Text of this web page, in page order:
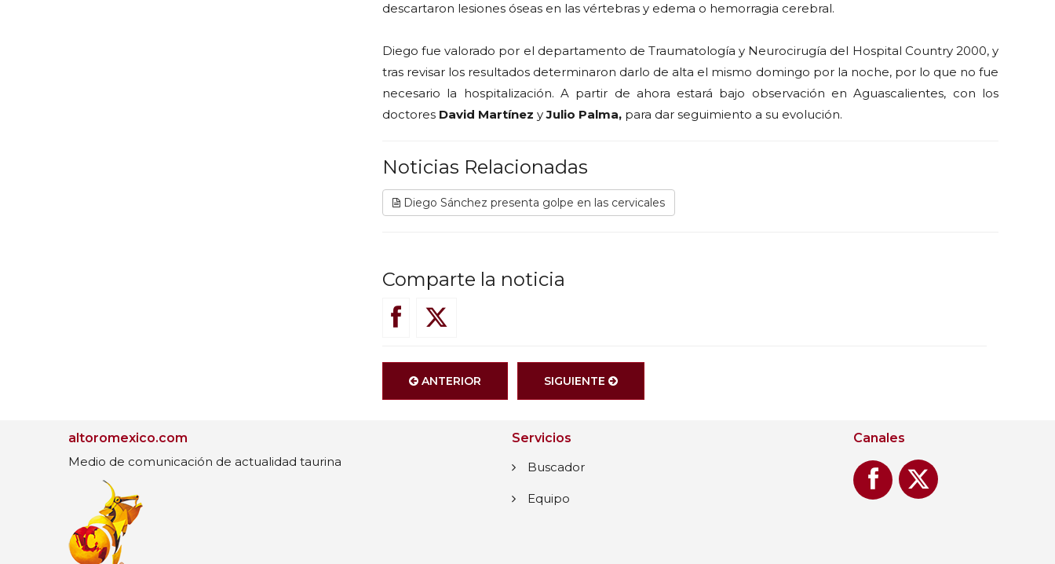
descartaron lesiones óseas en las vértebras y edema o hemorragia cerebral.
Diego fue valorado por el departamento de Traumatología y Neurocirugía del Hospital Country 2000, y
tras revisar los resultados determinaron darlo de alta el mismo domingo por la noche, por lo que no fue
necesario la hospitalización. A partir de ahora estará bajo observación en Aguascalientes, con los
doctores David Martínez yJulio Palma, para dar seguimiento a su evolución.
Noticias Relacionadas
Diego Sánchez presenta golpe en las cervicales
Comparte la noticia
ANTERIOR SIGUIENTE
altoromexico.com
Medio de comunicación de actualidad taurina
Servicios
Buscador
Equipo
Canales